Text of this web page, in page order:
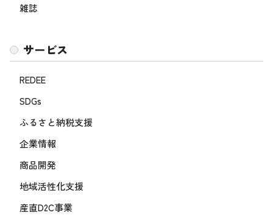
雑誌
サービス
REDEE
SDGs
ふるさと納税支援
企業情報
商品開発
地域活性化支援
産直D2C事業